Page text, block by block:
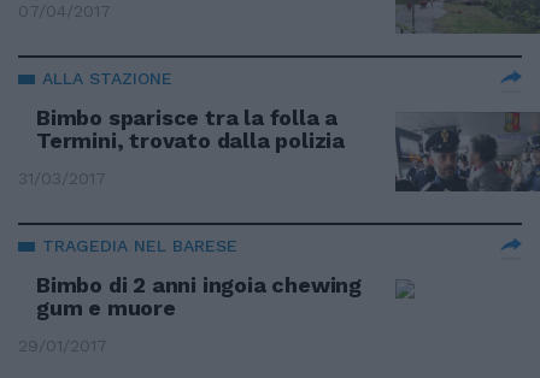
07/04/2017
ALLA STAZIONE
Bimbo sparisce tra la folla a
Termini, trovato dalla polizia
31/03/2017
TRAGEDIA NEL BARESE
Bimbo di 2 anni ingoia chewing
gum e muore
29/01/2017